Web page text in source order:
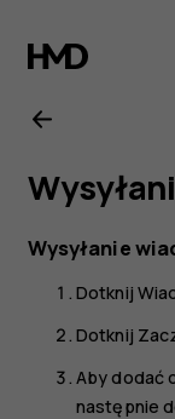
Nokia
G21
—
Wysyłanie
Dotknij
Dotknij
Aby dodać
następnie